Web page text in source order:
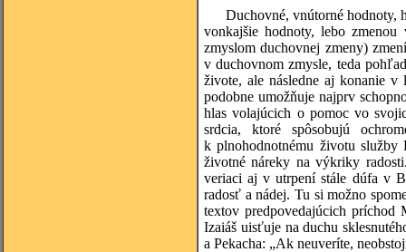
Duchovné, vnútorné hodnoty,
vonkajšie hodnoty, lebo
zmyslom duchovnej zmeny)
v duchovnom zmysle, teda
živote, ale následne aj konanie v
podobne umožňuje najprv
hlas volajúcich o pomoc vo
srdcia, ktoré spôsobujú
k plnohodnotnému životu
životné náreky na výkriky
veriaci aj v utrpení stále dúfa v
radosť a nádej. Tu si možno
textov predpovedajúcich príchod
Izaiáš uisťuje na duchu
a Pekacha: „Ak neuveríte,